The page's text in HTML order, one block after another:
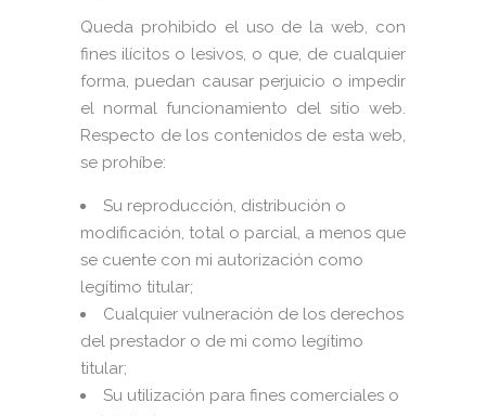
Queda prohibido el uso de la web, con
fines ilícitos o lesivos, o que, de cualquier
forma, puedan causar perjuicio o impedir
el normal funcionamiento del sitio web.
Respecto de los contenidos de esta web,
se prohíbe:
Su reproducción, distribución o
modificación, total o parcial, a menos que
se cuente con mi autorización como
legítimo titular;
Cualquier vulneración de los derechos
del prestador o de mi como legítimo
titular;
Su utilización para fines comerciales o